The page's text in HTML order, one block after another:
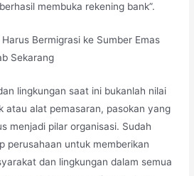
membuka rekening bank”.
Bermigrasi ke Sumber Emas
Sekarang
lingkungan saat ini bukanlah nilai
atau alat pemasaran, pasokan yang
menjadi pilar organisasi. Sudah
perusahaan untuk memberikan
dan lingkungan dalam semua